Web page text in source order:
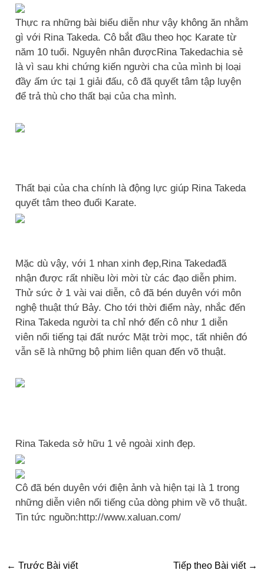
Thực ra những bài biểu diễn như vậy không ăn nhằm
gì với Rina Takeda. Cô bắt đầu theo học Karate từ
năm 10 tuổi. Nguyên nhân đượcRina Takedachia sẻ
là vì sau khi chứng kiến người cha của mình bị loại
đầy ấm ức tại 1 giải đấu, cô đã quyết tâm tập luyện
để trả thù cho thất bại của cha mình.
Thất bại của cha chính là động lực giúp Rina Takeda
quyết tâm theo đuổi Karate.
Mặc dù vậy, với 1 nhan xinh đẹp,Rina Takedađã
nhận được rất nhiều lời mời từ các đạo diễn phim.
Thử sức ở 1 vài vai diễn, cô đã bén duyên với môn
nghệ thuật thứ Bảy. Cho tới thời điểm này, nhắc đến
Rina Takeda người ta chỉ nhớ đến cô như 1 diễn
viên nổi tiếng tại đất nước Mặt trời mọc, tất nhiên đó
vẫn sẽ là những bộ phim liên quan đến võ thuật.
Rina Takeda sở hữu 1 vẻ ngoài xinh đẹp.
Cô đã bén duyên với điện ảnh và hiện tại là 1 trong
những diễn viên nổi tiếng của dòng phim về võ thuật.
Tin tức nguồn:http://www.xaluan.com/
← Trước Bài viết Tiếp theo Bài viết →